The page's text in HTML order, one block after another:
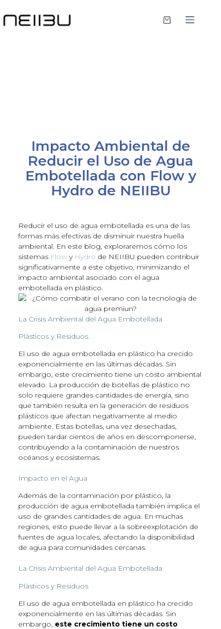
Impacto Ambiental de
Reducir el Uso de Agua
Embotellada con Flow y
Hydro de NEIIBU
Reducir el uso de agua embotellada es una de las
formas más efectivas de disminuir nuestra huella
ambiental. En este blog, exploraremos cómo los
sistemas Flowy Hydro de NEIIBU pueden contribuir
significativamente a este objetivo, minimizando el
impacto ambiental asociado con el agua
embotellada en plástico.
La Crisis Ambiental del Agua Embotellada
Plásticos y Residuos
El uso de agua embotellada en plástico ha crecido
exponencialmente en las últimas décadas. Sin
embargo, este crecimiento tiene un costo ambiental
elevado. La producción de botellas de plástico no
solo requiere grandes cantidades de energía, sino
que también resulta en la generación de residuos
plásticos que afectan negativamente al medio
ambiente. Estas botellas, una vez desechadas,
pueden tardar cientos de años en descomponerse,
contribuyendo a la contaminación de nuestros
océanos y ecosistemas.
Impacto en el Agua
Además de la contaminación por plástico, la
producción de agua embotellada también implica el
uso de grandes cantidades de agua. En muchas
regiones, esto puede llevar a la sobreexplotación de
fuentes de agua locales, afectando la disponibilidad
de agua para comunidades cercanas.
La Crisis Ambiental del Agua Embotellada
Plásticos y Residuos
El uso de agua embotellada en plástico ha crecido
exponencialmente en las últimas décadas. Sin
embargo, este crecimiento tiene un costo